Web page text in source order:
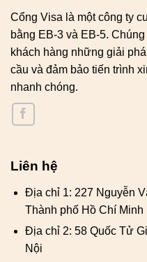
Cổng Visa là một công ty
bằng EB-3 và EB-5.
khách hàng những giải
cầu và đảm bảo tiến trình
nhanh chóng.
Liên hệ
Địa chỉ 1: 227 Nguyễn
Thành phố Hồ Chí Minh
Địa chỉ 2: 58 Quốc Tử
Nội